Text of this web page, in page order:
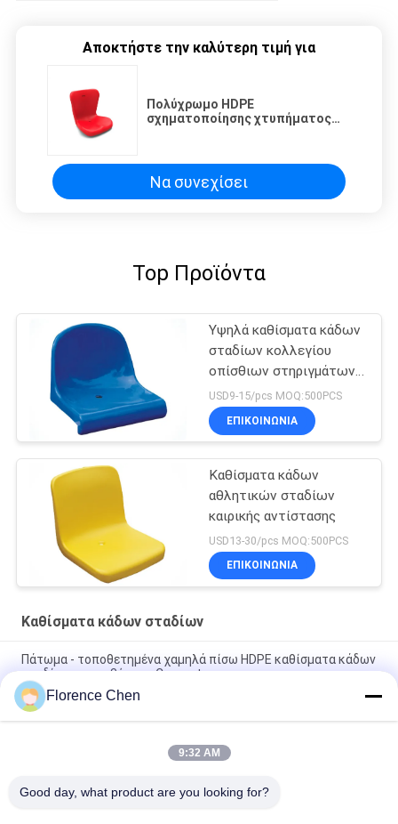
Αποκτήστε την καλύτερη τιμή για
Πολύχρωμο HDPE
σχηματοποίησης χτυπήματος
ποδοσφαίρου
Να συνεχίσει
Top Προϊόντα
Υψηλά καθίσματα κάδων
σταδίων κολλεγίου
οπίσθιων στηριγμάτων
PP
USD9-15/pcs MOQ:500PCS
ΕΠΙΚΟΙΝΩΝΊΑ
Καθίσματα κάδων
αθλητικών σταδίων
καιρικής αντίστασης
USD13-30/pcs MOQ:500PCS
ΕΠΙΚΟΙΝΩΝΊΑ
Καθίσματα κάδων σταδίων
Πάτωμα - τοποθετημένα χαμηλά πίσω HDPE καθίσματα κάδων
σταδίων για τα βήματα Concret
Έδρα λευκαντών σταδίων υψηλής πυκνότητας καθισμάτων
κάδων σταδίων ακροατηρίων πολυαιθυλενίου
HDPE κόκκινου χρώματος κοίλο πίσω υπαίθριο κάθισμα
Florence Chen
9:32 AM
Good day, what product are you looking for?